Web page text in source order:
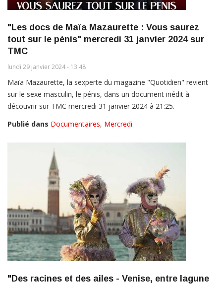
"Les docs de Maïa Mazaurette : Vous saurez
tout sur le pénis" mercredi 31 janvier 2024 sur
TMC
lundi 29 janvier 2024 - 13:48
Maïa Mazaurette, la sexperte du magazine "Quotidien" revient
sur le sexe masculin, le pénis, dans un document inédit à
découvrir sur TMC mercredi 31 janvier 2024 à 21:25.
Publié dans Documentaires, Mercredi
"Des racines et des ailes - Venise, entre lagune